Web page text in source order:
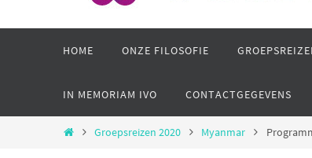
HOME ONZE FILOSOFIE
IN MEMORIAM IVO CONTACTGEGEVENS
HomeGroepsreizen 2020 Myanmar